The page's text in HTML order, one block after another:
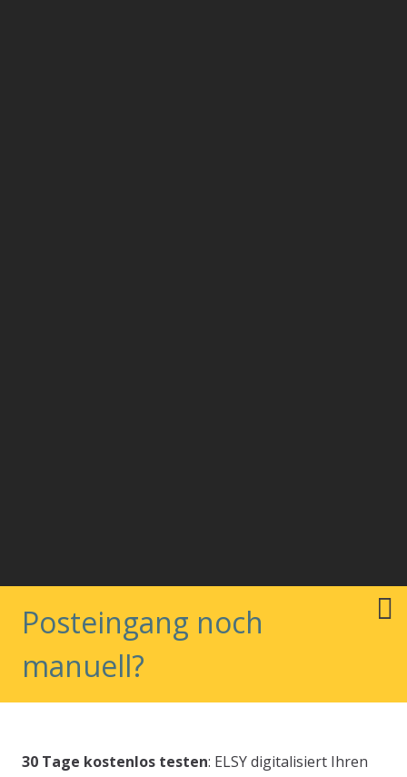
Effizientes Dokumenten-
Posteingang noch
manuell?
30 Tage kostenlos testen: ELSY digitalisiert Ihren